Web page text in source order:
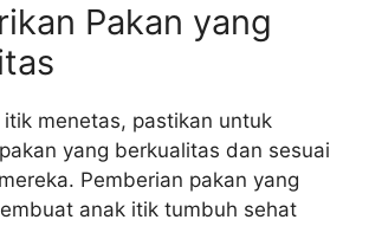
Pakan yang
itik menetas, pastikan untuk
yang berkualitas dan sesuai
Pemberian pakan yang
anak itik tumbuh sehat